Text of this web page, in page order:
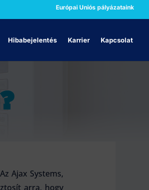
Európai Uniós pályázataink
Hibabejelentés Karrier Kapcsolat
Ajax Systems,
arra, hogy